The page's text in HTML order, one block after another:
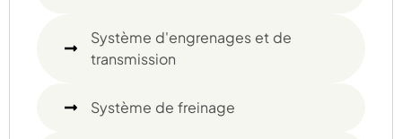
Système d'engrenages et de
transmission
Système de freinage